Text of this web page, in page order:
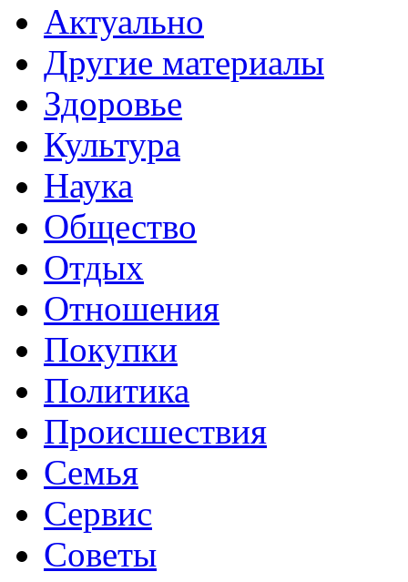
Актуально
Другие материалы
Здоровье
Культура
Наука
Общество
Отдых
Отношения
Покупки
Политика
Происшествия
Семья
Сервис
Советы